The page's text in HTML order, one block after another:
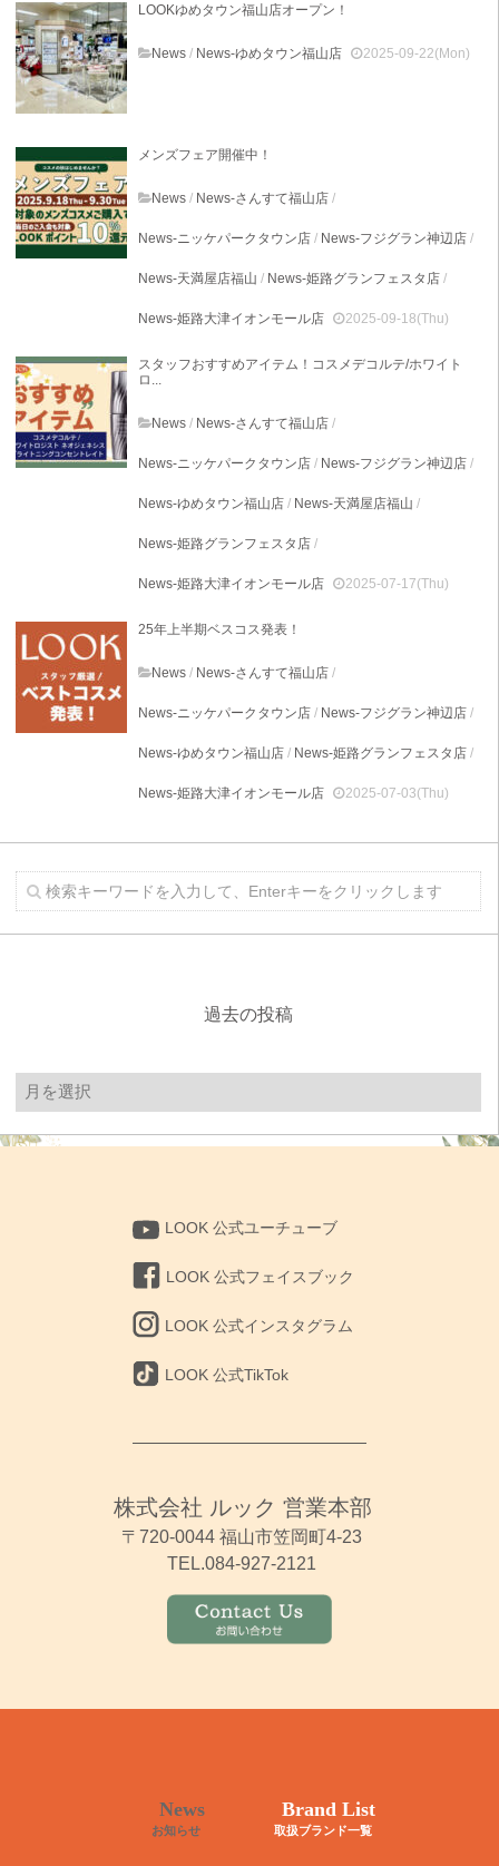
LOOKゆめタウン福山店オープン！
News / News-ゆめタウン福山店 2025-09-22(Mon)
メンズフェア開催中！
News / News-さんすて福山店 /
News-ニッケパークタウン店 / News-フジグラン神辺店 /
News-天満屋店福山 / News-姫路グランフェスタ店 /
News-姫路大津イオンモール店 2025-09-18(Thu)
スタッフおすすめアイテム！コスメデコルテ/ホワイト
ロ...
News / News-さんすて福山店 /
News-ニッケパークタウン店 / News-フジグラン神辺店 /
News-ゆめタウン福山店 / News-天満屋店福山 /
News-姫路グランフェスタ店 /
News-姫路大津イオンモール店 2025-07-17(Thu)
25年上半期ベスコス発表！
News / News-さんすて福山店 /
News-ニッケパークタウン店 / News-フジグラン神辺店 /
News-ゆめタウン福山店 / News-姫路グランフェスタ店 /
News-姫路大津イオンモール店 2025-07-03(Thu)
過去の投稿
去
投
LOOK 公式ユーチューブ
LOOK 公式フェイスブック
LOOK 公式インスタグラム
LOOK 公式TikTok
株式会社 ルック 営業本部
〒720-0044 福山市笠岡町4-23
TEL.084-927-2121
News
お知らせ
Brand List
取扱ブランド一覧